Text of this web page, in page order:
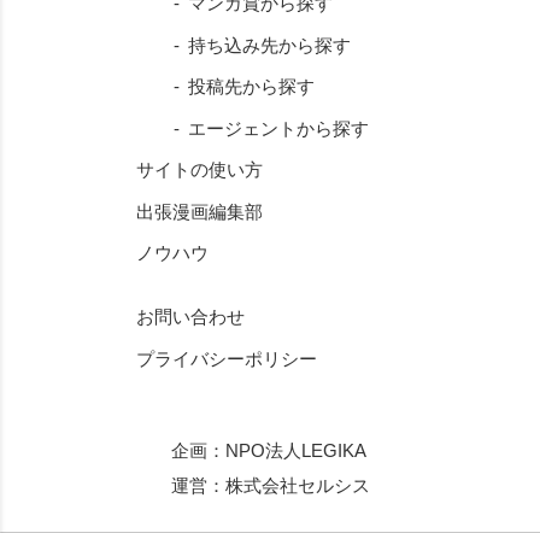
持ち込み先から探す
投稿先から探す
エージェントから探す
サイトの使い方
出張漫画編集部
ノウハウ
お問い合わせ
プライバシーポリシー
企画： NPO法人LEGIKA
運営： 株式会社セルシス